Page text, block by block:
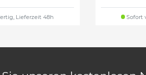
Lieferzeit 48h Sofort